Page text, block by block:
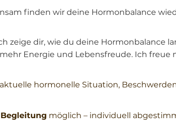
finden wir deine Hormonbalance
zeige dir, wie du deine Hormonbalance
Energie und Lebensfreude. Ich freue
hormonelle Situation,
möglich – individuell